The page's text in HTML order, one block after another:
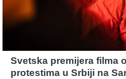
Svetska premijera filma
protestima u Srbiji na